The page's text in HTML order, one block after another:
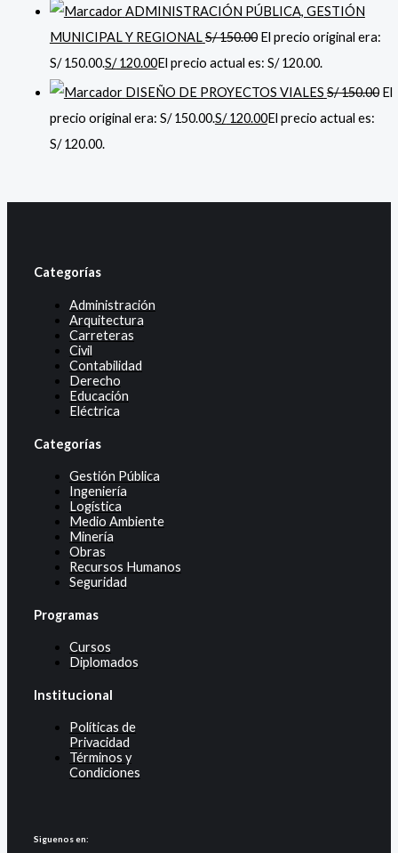
ADMINISTRACIÓN PÚBLICA, GESTIÓN
MUNICIPAL Y REGIONALS/150.00 El precio original era:
S/ 150.00.S/120.00El precio actual es: S/ 120.00.
DISEÑO DE PROYECTOS VIALES S/150.00 El
precio original era: S/ 150.00.S/120.00El precio actual es:
S/ 120.00.
Categorías
Administración
Arquitectura
Carreteras
Civil
Contabilidad
Derecho
Educación
Eléctrica
Categorías
Gestión Pública
Ingeniería
Logística
Medio Ambiente
Minería
Obras
Recursos Humanos
Seguridad
Programas
Cursos
Diplomados
Institucional
Políticas de
Privacidad
Términos y
Condiciones
Siguenos en: